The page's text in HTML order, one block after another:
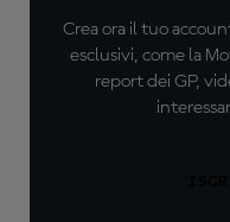
Crea ora il tuo
esclusivi, come la
report dei GP,